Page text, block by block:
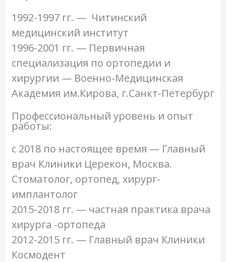
1992-1997 гг. — Читинский
медицинский институт
1996-2001 гг. — Первичная
специализация по ортопедии и
хирургии — Военно-Медицинская
Академия им.Кирова, г.Санкт-Петербург
Профессиональный уровень и опыт
работы:
с 2018 по настоящее время — Главный
врач Клиники Церекон, Москва.
Стоматолог, ортопед, хирург-
имплантолог
2015-2018 гг. — частная практика врача
хирурга -ортопеда
2012-2015 гг. — Главный врач Клиники
Космодент